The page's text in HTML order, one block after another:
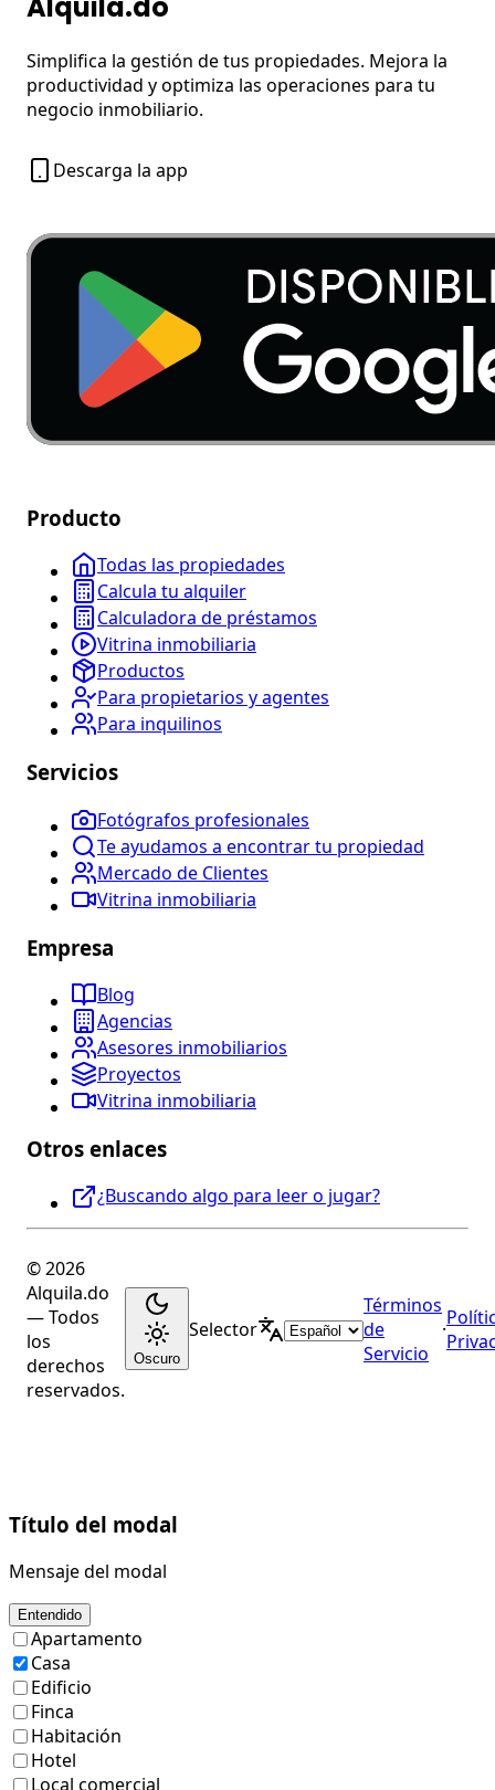
Simplifica la gestión de tus propiedades. Mejora la
productividad y optimiza las operaciones para tu
negocio inmobiliario.
Descarga la app
Producto
Todas las propiedades
Calcula tu alquiler
Calculadora de préstamos
Vitrina inmobiliaria
Productos
Para propietarios y agentes
Para inquilinos
Servicios
Fotógrafos profesionales
Te ayudamos a encontrar tu propiedad
Mercado de Clientes
Vitrina inmobiliaria
Empresa
Blog
Agencias
Asesores inmobiliarios
Proyectos
Vitrina inmobiliaria
Otros enlaces
¿Buscando algo para leer o jugar?
© 2026
Alquila.do
— Todos
los
derechos
reservados.
Oscuro
Selector
Términos
de
Servicio
·
Título del modal
Mensaje del modal
Entendido
Apartamento
Casa
Edificio
Finca
Habitación
Hotel
Local comercial